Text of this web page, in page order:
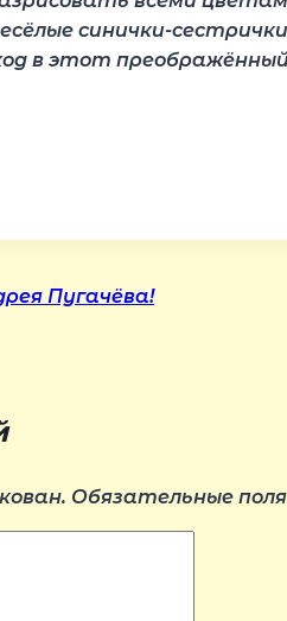
синички-
в этот
Пугачёва!
Обязательные